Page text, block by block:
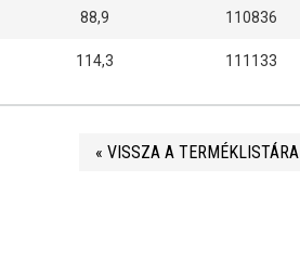
88,9 110836
114,3 111133
« VISSZA A TERMÉKLISTÁRA